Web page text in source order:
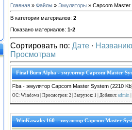
Главная » Файлы » Эмуляторы » Capcom Master
В категории материалов: 2
Показано материалов: 1-2
Сортировать по: Дате · Названию
Просмотрам
Final Burn Alpha - эмулятор Capcom Master
Fba - эмулятор Capcom Master System (2210
ОС: Windows | Просмотров: 2 | Загрузок: 1 | Добавил: admin
WinKawaks 160 - эмулятор Capcom Master